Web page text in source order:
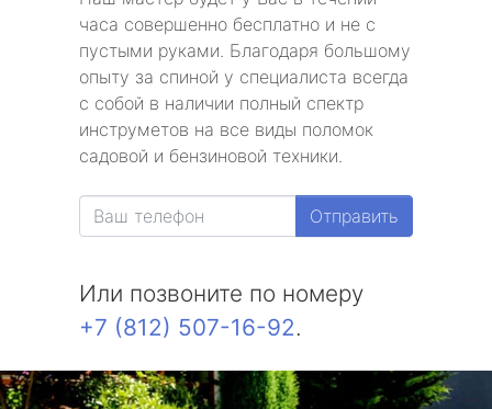
часа совершенно бесплатно и не с
пустыми руками. Благодаря большому
опыту за спиной у специалиста всегда
с собой в наличии полный спектр
инструметов на все виды поломок
садовой и бензиновой техники.
Отправить
Или позвоните по номеру
+7 (812) 507-16-92.